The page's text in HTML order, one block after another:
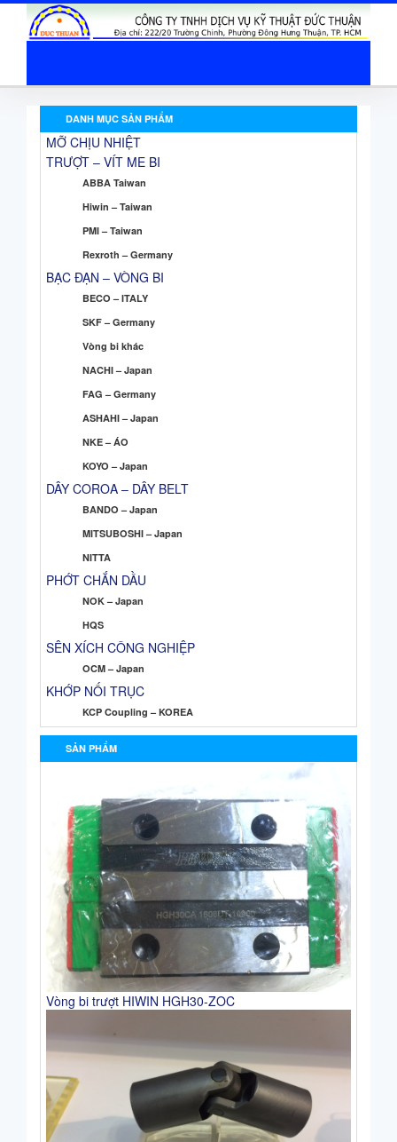
DANH MỤC SẢN PHẨM
MỠ CHỊU NHIỆT
TRƯỢT – VÍT ME BI
ABBA Taiwan
Hiwin – Taiwan
PMI – Taiwan
Rexroth – Germany
BẠC ĐẠN – VÒNG BI
BECO – ITALY
SKF – Germany
Vòng bi khác
NACHI – Japan
FAG – Germany
ASHAHI – Japan
NKE – ÁO
KOYO – Japan
DÂY COROA – DÂY BELT
BANDO – Japan
MITSUBOSHI – Japan
NITTA
PHỚT CHẮN DẦU
NOK – Japan
HQS
SÊN XÍCH CÔNG NGHIỆP
OCM – Japan
KHỚP NỐI TRỤC
KCP Coupling – KOREA
SẢN PHẨM
Vòng bi trượt HIWIN HGH30-ZOC